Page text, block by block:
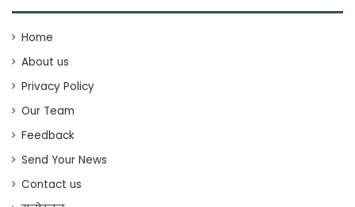
Home
About us
Privacy Policy
Our Team
Feedback
Send Your News
Contact us